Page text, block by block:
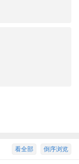
倒序浏览
看全部